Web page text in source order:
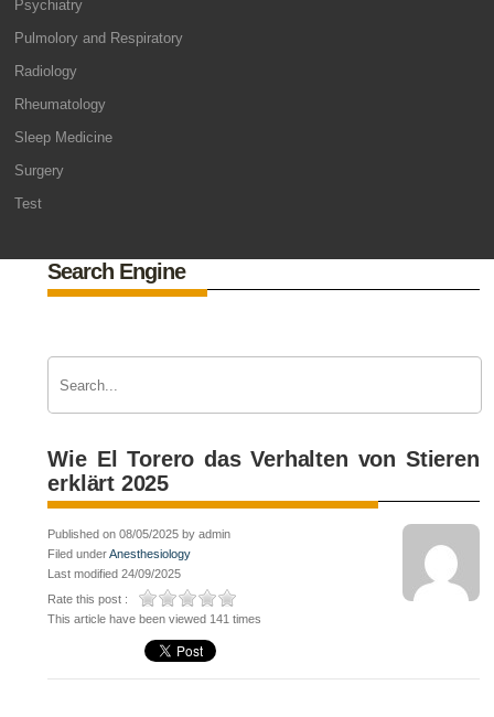
Psychiatry
Pulmolory and Respiratory
Radiology
Rheumatology
Sleep Medicine
Surgery
Test
Search Engine
Wie El Torero das Verhalten von Stieren
erklärt 2025
Published on 08/05/2025 by admin
Filed underAnesthesiology
Last modified 24/09/2025
Rate this post :
This article have been viewed 141 times